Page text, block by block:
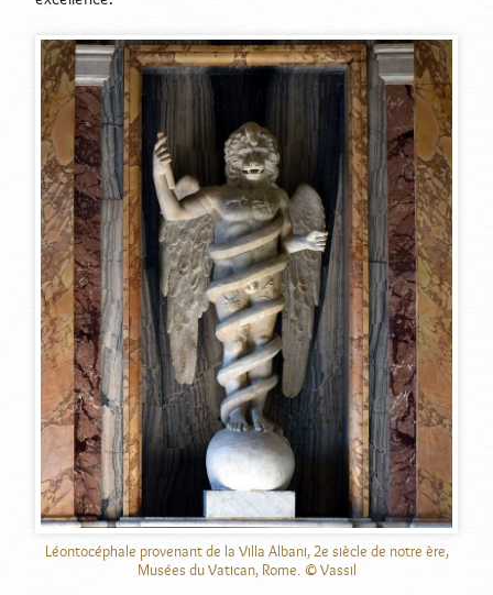
Léontocéphale provenant de la Villa Albani, 2e siècle de notre ère,
Musées du Vatican, Rome. © Vassil